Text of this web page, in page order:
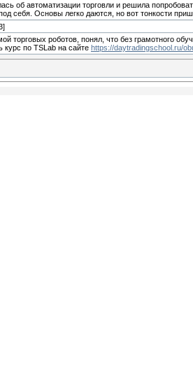
об автоматизации торговли и решила
себя. Основы легко даются, но вот тонкости
торговых роботов, понял, что без грамотного
курс по TSLab на сайте https://daytradingschool.ru/